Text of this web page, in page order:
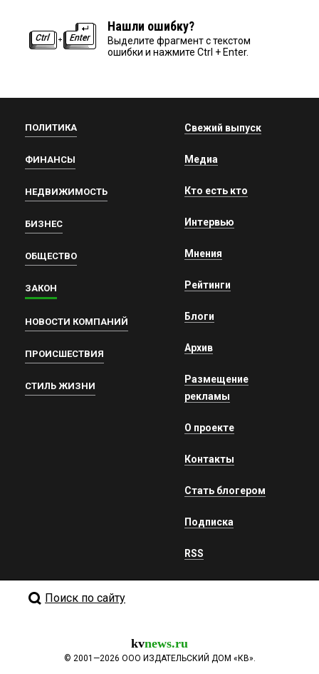
Нашли ошибку?
Выделите фрагмент с текстом
ошибки и нажмите Ctrl + Enter.
ПОЛИТИКА
ФИНАНСЫ
НЕДВИЖИМОСТЬ
БИЗНЕС
ОБЩЕСТВО
ЗАКОН
НОВОСТИ КОМПАНИЙ
ПРОИСШЕСТВИЯ
СТИЛЬ ЖИЗНИ
Свежий выпуск
Медиа
Кто есть кто
Интервью
Мнения
Рейтинги
Блоги
Архив
Размещение
рекламы
О проекте
Контакты
Стать блогером
Подписка
RSS
Поиск по сайту
kvnews.ru
© 2001—2026 ООО ИЗДАТЕЛЬСКИЙ ДОМ «КВ».